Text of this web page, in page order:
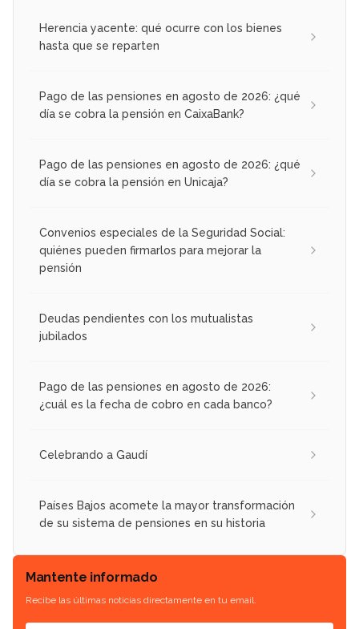
Herencia yacente: qué ocurre con los bienes
hasta que se reparten
Pago de las pensiones en agosto de 2026: ¿qué
día se cobra la pensión en CaixaBank?
Pago de las pensiones en agosto de 2026: ¿qué
día se cobra la pensión en Unicaja?
Convenios especiales de la Seguridad Social:
quiénes pueden firmarlos para mejorar la
pensión
Deudas pendientes con los mutualistas
jubilados
Pago de las pensiones en agosto de 2026:
¿cuál es la fecha de cobro en cada banco?
Celebrando a Gaudí
Países Bajos acomete la mayor transformación
de su sistema de pensiones en su historia
Mantente informado
Recibe las últimas noticias directamente en tu email.